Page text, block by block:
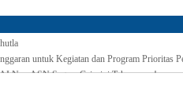
untuk Kegiatan dan Program Prioritas
Non ASN Segera Cair, ini Tahapanya !